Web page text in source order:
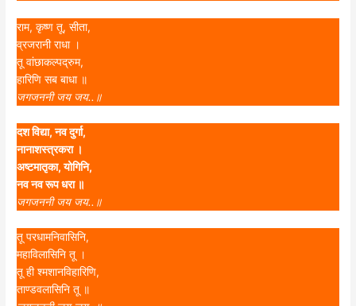
राम, कृष्ण तू, सीता,
व्रजरानी राधा ।
तू वांछाकल्पद्रुम,
हारिणि सब बाधा ॥
जगजननी जय जय..॥
दश विद्या, नव दुर्गा,
नानाशस्त्रकरा ।
अष्टमातृका, योगिनि,
नव नव रूप धरा ॥
जगजननी जय जय..॥
तू परधामनिवासिनि,
महाविलासिनि तू ।
तू ही श्मशानविहारिणि,
ताण्डवलासिनि तू ॥